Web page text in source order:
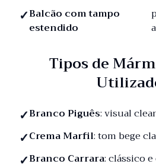
Balcão com tampo
estendido
Tipos de
Branco Piguês: visual
Crema Marfil: tom bege
Branco Carrara: clássico